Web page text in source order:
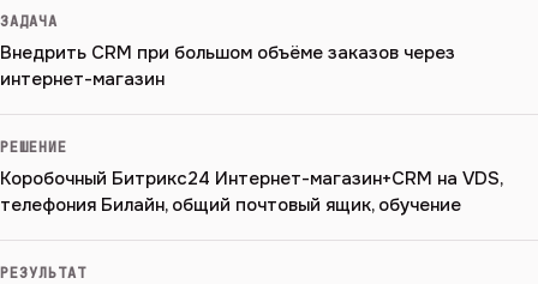
ЗАДАЧА
Внедрить CRM при большом объёме заказов через
интернет-магазин
РЕШЕНИЕ
Коробочный Битрикс24 Интернет-магазин+CRM на VDS,
телефония Билайн, общий почтовый ящик, обучение
РЕЗУЛЬТАТ